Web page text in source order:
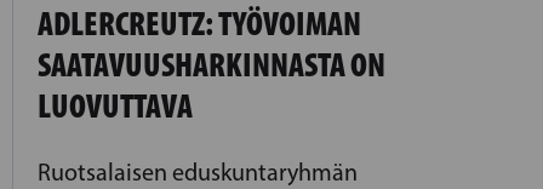
ADLERCREUTZ: TYÖVOIMAN
SAATAVUUSHARKINNASTA ON
LUOVUTTAVA
Ruotsalaisen eduskuntaryhmän